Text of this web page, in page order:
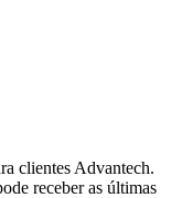
clientes Advantech.
receber as últimas